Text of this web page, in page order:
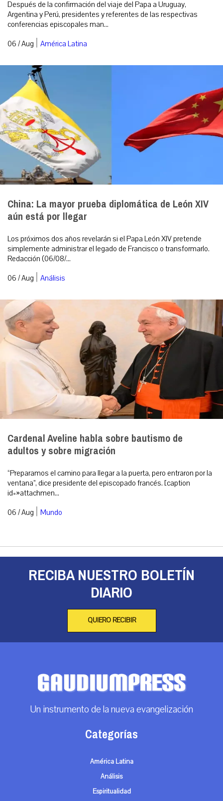
Después de la confirmación del viaje del Papa a Uruguay,
Argentina y Perú, presidentes y referentes de las respectivas
conferencias episcopales man...
06 / Aug | América Latina
China: La mayor prueba diplomática de León XIV
aún está por llegar
Los próximos dos años revelarán si el Papa León XIV pretende
simplemente administrar el legado de Francisco o transformarlo.
Redacción (06/08/...
06 / Aug | Análisis
Cardenal Aveline habla sobre bautismo de
adultos y sobre migración
“Preparamos el camino para llegar a la puerta, pero entraron por la
ventana”, dice presidente del episcopado francés. [caption
id=»attachmen...
06 / Aug | Mundo
RECIBA NUESTRO BOLETÍN
DIARIO
QUIERO RECIBIR
Un instrumento de la nueva evangelización
Categorías
América Latina
Análisis
Espiritualidad